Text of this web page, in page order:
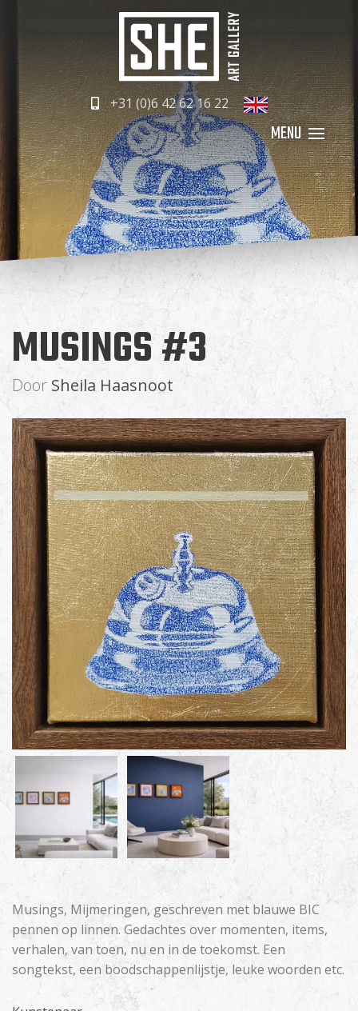
+31 (0)6 42 62 16 22
MUSINGS #3
Door Sheila Haasnoot
Musings, Mijmeringen, geschreven met blauwe BIC
pennen op linnen. Gedachtes over momenten, items,
verhalen, van toen, nu en in de toekomst. Een
songtekst, een boodschappenlijstje, leuke woorden etc.